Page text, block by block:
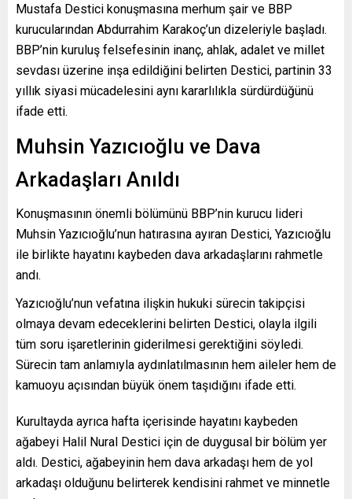
Mustafa Destici konuşmasına merhum şair ve BBP
kurucularından Abdurrahim Karakoç’un dizeleriyle başladı.
BBP’nin kuruluş felsefesinin inanç, ahlak, adalet ve millet
sevdası üzerine inşa edildiğini belirten Destici, partinin 33
yıllık siyasi mücadelesini aynı kararlılıkla sürdürdüğünü
ifade etti.
Muhsin Yazıcıoğlu ve Dava
Arkadaşları Anıldı
Konuşmasının önemli bölümünü BBP’nin kurucu lideri
Muhsin Yazıcıoğlu’nun hatırasına ayıran Destici, Yazıcıoğlu
ile birlikte hayatını kaybeden dava arkadaşlarını rahmetle
andı.
Yazıcıoğlu’nun vefatına ilişkin hukuki sürecin takipçisi
olmaya devam edeceklerini belirten Destici, olayla ilgili
tüm soru işaretlerinin giderilmesi gerektiğini söyledi.
Sürecin tam anlamıyla aydınlatılmasının hem aileler hem de
kamuoyu açısından büyük önem taşıdığını ifade etti.
Kurultayda ayrıca hafta içerisinde hayatını kaybeden
ağabeyi Halil Nural Destici için de duygusal bir bölüm yer
aldı. Destici, ağabeyinin hem dava arkadaşı hem de yol
arkadaşı olduğunu belirterek kendisini rahmet ve minnetle